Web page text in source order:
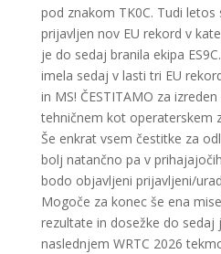
pod znakom TK0C. Tudi
prijavljen nov EU rekord v
je do sedaj branila ekipa
imela sedaj v lasti tri EU
in MS! ČESTITAMO za
tehničnem kot operaterskem
Še enkrat vsem čestitke za
bolj natančno pa v
bodo objavljeni prijavljeni/
Mogoče za konec še ena
rezultate in dosežke do sedaj
naslednjem WRTC 2026